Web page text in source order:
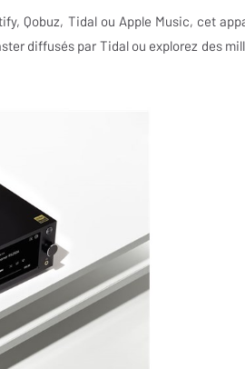
Qobuz, Tidal ou Apple Music, cet
diffusés par Tidal ou explorez des